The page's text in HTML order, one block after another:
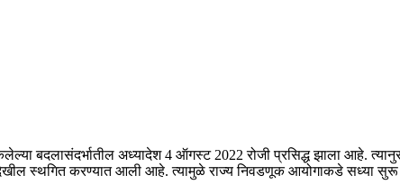
बदलासंदर्भातील अध्यादेश 4 ऑगस्ट 2022 रोजी प्रसिद्ध झाला आहे.
स्थगित करण्यात आली आहे. त्यामुळे राज्य निवडणूक आयोगाकडे